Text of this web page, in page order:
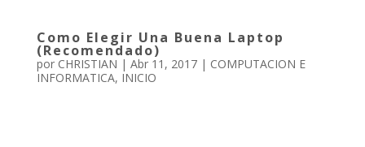
Como Elegir Una Buena Laptop
(Recomendado)
por CHRISTIAN | Abr 11, 2017| COMPUTACION E
INFORMATICA, INICIO